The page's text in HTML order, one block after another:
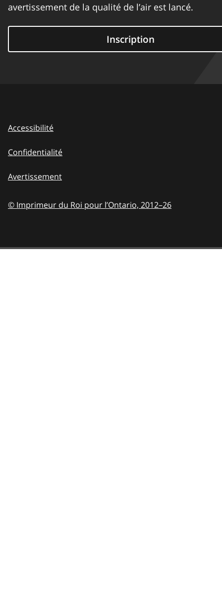
avertissement de la qualité de l’air est lancé.
Inscription
Accessibilité
Confidentialité
Avertissement
© Imprimeur du Roi pour l’Ontario, 2012–26